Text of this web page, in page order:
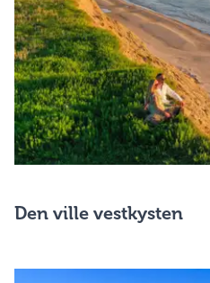
Den ville vestkysten